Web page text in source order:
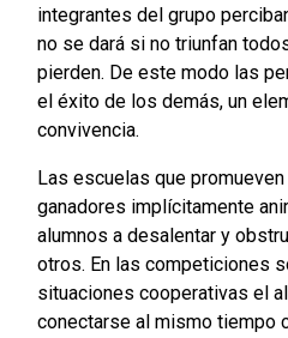
integrantes del grupo
no se dará si no triunfan
pierden. De este modo las
el éxito de los demás, un
convivencia.
Las escuelas que
ganadores implícitamente
alumnos a desalentar y
otros. En las competiciones
situaciones cooperativas el
conectarse al mismo tiempo